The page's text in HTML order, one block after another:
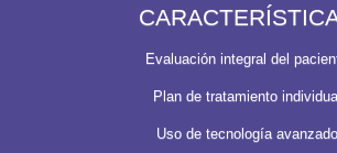
Evaluación integral del
Plan de tratamiento
Uso de tecnología avanzado